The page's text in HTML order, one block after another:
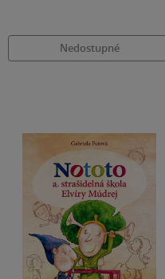
Nedostupné